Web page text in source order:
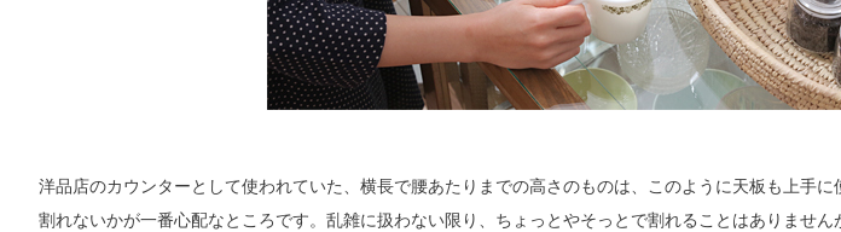
洋品店のカウンターとして使われていた、横長で腰あたりまでの高さのものは、このように天板も上手に
割れないかが一番心配なところです。乱雑に扱わない限り、ちょっとやそっとで割れることはありませ